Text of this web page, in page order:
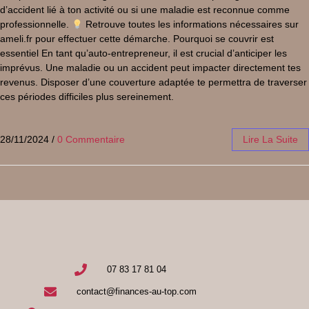
d’accident lié à ton activité ou si une maladie est reconnue comme
professionnelle.
Retrouve toutes les informations nécessaires sur
ameli.fr pour effectuer cette démarche. Pourquoi se couvrir est
essentiel En tant qu’auto-entrepreneur, il est crucial d’anticiper les
imprévus. Une maladie ou un accident peut impacter directement tes
revenus. Disposer d’une couverture adaptée te permettra de traverser
ces périodes difficiles plus sereinement.
28/11/2024 / 0 Commentaire Lire La Suite
07 83 17 81 04
contact@finances-au-top.com